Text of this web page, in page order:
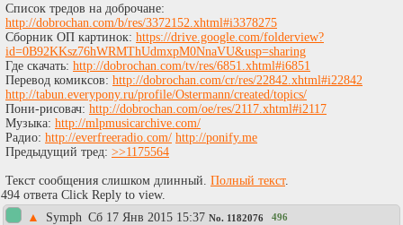
Список тредов на доброчане:
http://dobrochan.com/b/res/3372152.xhtml#i3378275
Сборник ОП картинок: https://drive.google.com/folderview?
id=0B92KKsz76hWRMThUdmxpM0NnaVU&usp=sharing
Где скачать: http://dobrochan.com/tv/res/6851.xhtml#i6851
Перевод комиксов: http://dobrochan.com/cr/res/22842.xhtml#i22842
http://tabun.everypony.ru/profile/Ostermann/created/topics/
Пони-рисовач: http://dobrochan.com/oe/res/2117.xhtml#i2117
Музыка: http://mlpmusicarchive.com/
Радио: http://everfreeradio.com/ http://ponify.me
Предыдущий тред: >>1175564
Текст сообщения слишком длинный. Полный текст.
494 ответа Click Reply to view.
▲
Symph Сб 17 Янв 2015 15:37 No. 1182076 496